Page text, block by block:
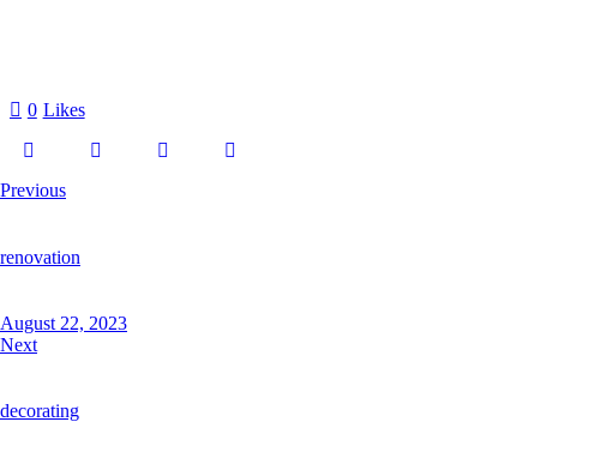
0 Likes
Previous
renovation
August 22, 2023
Next
decorating